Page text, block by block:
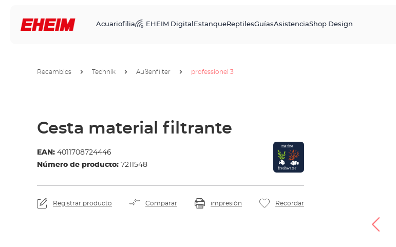
Acuariofilia EHEIM Digital EstanqueReptilesGuíasAsistenciaShop Design
Recambios Technik Außenfilter professionel 3
Cesta material filtrante
EAN: 4011708724446
Número de producto: 7211548
Registrar producto Comparar impresión Recordar